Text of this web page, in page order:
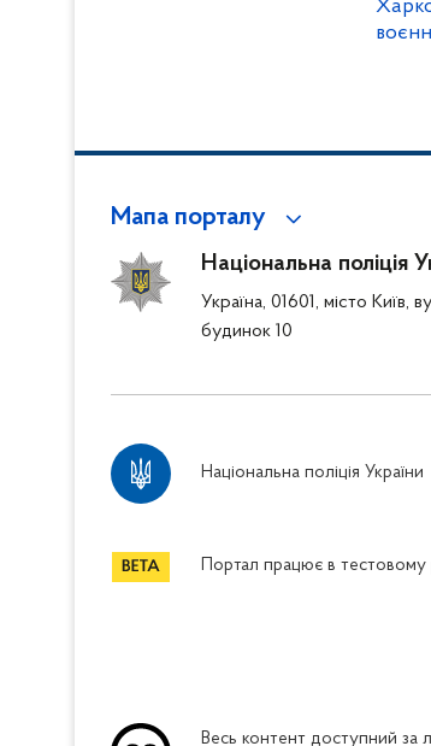
Мапа порталу
Національна поліція
Україна, 01601, місто Київ,
будинок 10
Національна поліція України
Портал працює в тестовому
Весь контент доступний за